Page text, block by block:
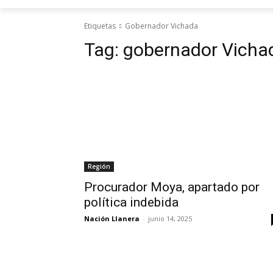
Etiquetas Gobernador Vichada
Tag: gobernador
Región
Procurador Moya, apartado por
política indebida
Nación Llanera - junio 14, 2025